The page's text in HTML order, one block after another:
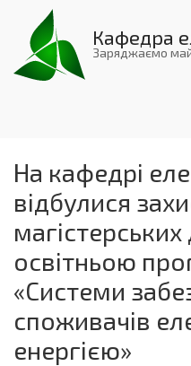
Перейти
основного
вмісту
Кафедра
Заряджаємо
На кафедрі
відбулися
магістерських
освітньою
«Системи
споживачів
енергією»